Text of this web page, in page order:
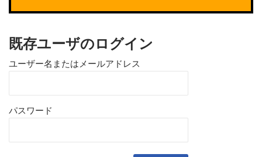
既存ユーザのログイン
ユーザー名またはメールアドレス
パスワード